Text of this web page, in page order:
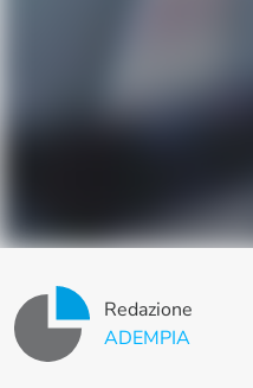
Redazione
ADEMPIA